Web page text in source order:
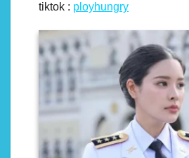
tiktok : ployhungry